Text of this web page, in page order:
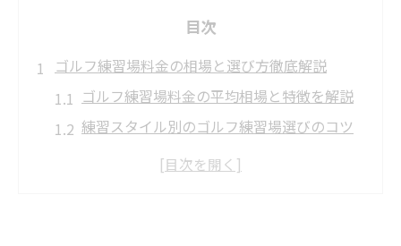
目次
ゴルフ練習場料金の相場と選び方徹底解説
ゴルフ練習場料金の平均相場と特徴を解説
練習スタイル別のゴルフ練習場選びのコツ
コスパ重視のゴルフ練習場利用ポイント